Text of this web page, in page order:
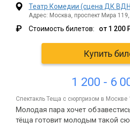
Театр Комедии (сцена ДК
Адрес: Москва, проспект Мира
₽ Стоимость билетов: от 1 200
Купить
1 200 - 6
спектакль Теща с сюрпризом в Москве
Молодая пара хочет
тёща готовит молодым такой